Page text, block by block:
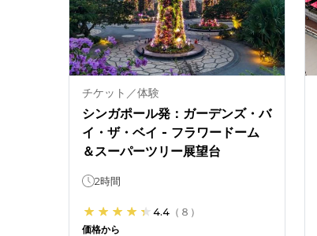
チケット／体験
シンガポール発：ガーデンズ・バ
イ・ザ・ベイ - フラワードーム
＆スーパーツリー展望台
2時間
4.4 （ ８ ）
価格から